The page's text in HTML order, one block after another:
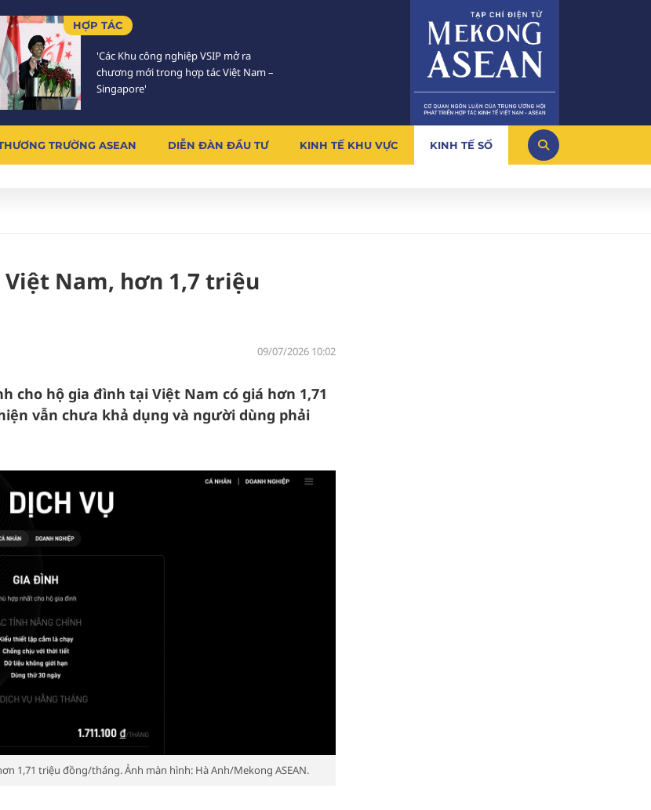
HỢP TÁC
'Các Khu công nghiệp VSIP mở ra
chương mới trong hợp tác Việt Nam –
Singapore'
TRƯỜNG ASEAN DIỄN ĐÀN ĐẦU TƯ KINH TẾ KHU VỰC KINH TẾ SỐ
Nam, hơn 1,7 triệu
09/07/2026 10:02
cho hộ gia đình tại Việt Nam có giá hơn 1,71
vẫn chưa khả dụng và người dùng phải
1,71 triệu đồng/tháng. Ảnh màn hình: Hà Anh/Mekong ASEAN.